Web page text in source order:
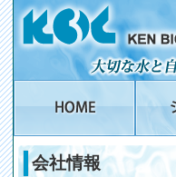
会社情報